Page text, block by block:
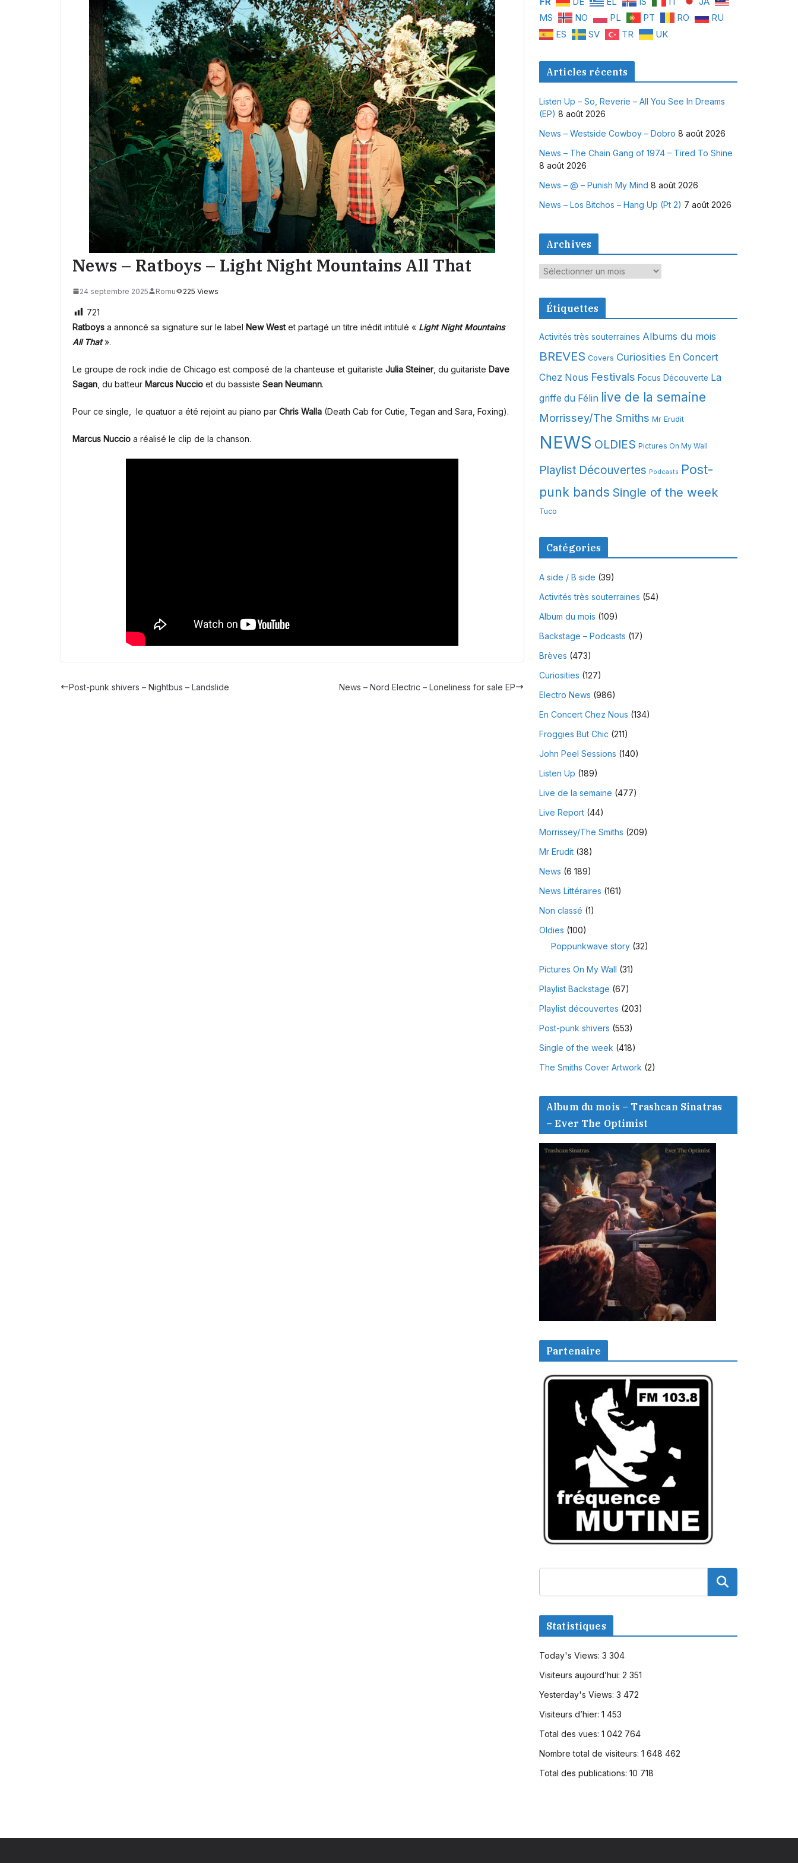
News – Ratboys – Light Night Mountains All That
24 septembre 2025 Romu 225 Views
721
Ratboys a annoncé sa signature sur le label New Westet partagé un titre inédit intitulé « Light Night Mountains
All That».
Le groupe de rock indie de Chicago est composé de la chanteuse et guitariste Julia Steiner, du guitariste Dave
Sagan , du batteur Marcus Nuccio et du bassiste Sean Neumann.
Pour ce single, le quatuor a été rejoint au piano par Chris Walla (Death Cab for Cutie, Tegan and Sara, Foxing).
Marcus Nuccio a réalisé le clip de la chanson.
Post-punk shivers – Nightbus – Landslide News – Nord Electric – Loneliness for sale EP
MS
NO PL PT RO
RU
ES
SV TR UK
Articles récents
Listen Up – So, Reverie – All You See In Dreams
(EP) 8 août 2026
News – Westside Cowboy – Dobro 8 août 2026
News – The Chain Gang of 1974 – Tired To Shine
8 août 2026
News – @ – Punish My Mind 8 août 2026
News – Los Bitchos – Hang Up (Pt 2) 7 août 2026
Archives
A
c
e
s
Étiquettes
Activités très souterraines Albums du mois
BREVES Covers Curiosities En Concert
Chez Nous Festivals Focus Découverte La
griffe du Félin live de la semaine
Morrissey/The Smiths Mr Erudit
NEWS OLDIES Pictures On My Wall
Playlist Découvertes Podcasts Post-
punk bands Single of the week
Tuco
Catégories
A side / B side (39)
Activités très souterraines (54)
Album du mois (109)
Backstage – Podcasts (17)
Brèves (473)
Curiosities (127)
Electro News (986)
En Concert Chez Nous (134)
Froggies But Chic (211)
John Peel Sessions (140)
Listen Up (189)
Live de la semaine (477)
Live Report(44)
Morrissey/The Smiths (209)
Mr Erudit(38)
News (6 189)
News Littéraires (161)
Non classé (1)
Oldies (100)
Poppunkwave story(32)
Pictures On My Wall (31)
Playlist Backstage (67)
Playlist découvertes (203)
Post-punk shivers (553)
Single of the week (418)
The Smiths Cover Artwork (2)
Album du mois – Trashcan Sinatras
– Ever The Optimist
Partenaire
Statistiques
Today's Views: 3 304
Visiteurs aujourd’hui: 2 351
Yesterday's Views: 3 472
Visiteurs d’hier: 1 453
Total des vues: 1 042 764
Nombre total de visiteurs: 1 648 462
Total des publications: 10 718